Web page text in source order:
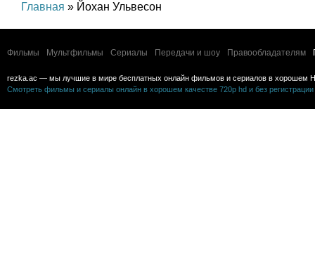
Главная » Йохан Ульвесон
Фильмы Мультфильмы Сериалы Передачи и шоу Правообладателям
rezka.ac — мы лучшие в мире бесплатных онлайн фильмов и сериалов в хорошем
Смотреть фильмы и сериалы онлайн в хорошем качестве 720p hd и без